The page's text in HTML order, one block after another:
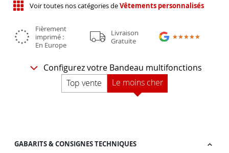
Voir toutes nos catégories deVêtements personnalisés
Fièrement
imprimé :
En Europe
Livraison
Gratuite
★★★★★
★★★★★
Configurez votre Bandeau multifonctions
Top vente
Le moins cher
GABARITS & CONSIGNES TECHNIQUES